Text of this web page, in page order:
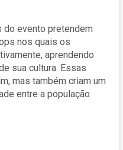
evento pretendem
nos quais os
aprendendo
sua cultura. Essas
mas também criam um
entre a população.